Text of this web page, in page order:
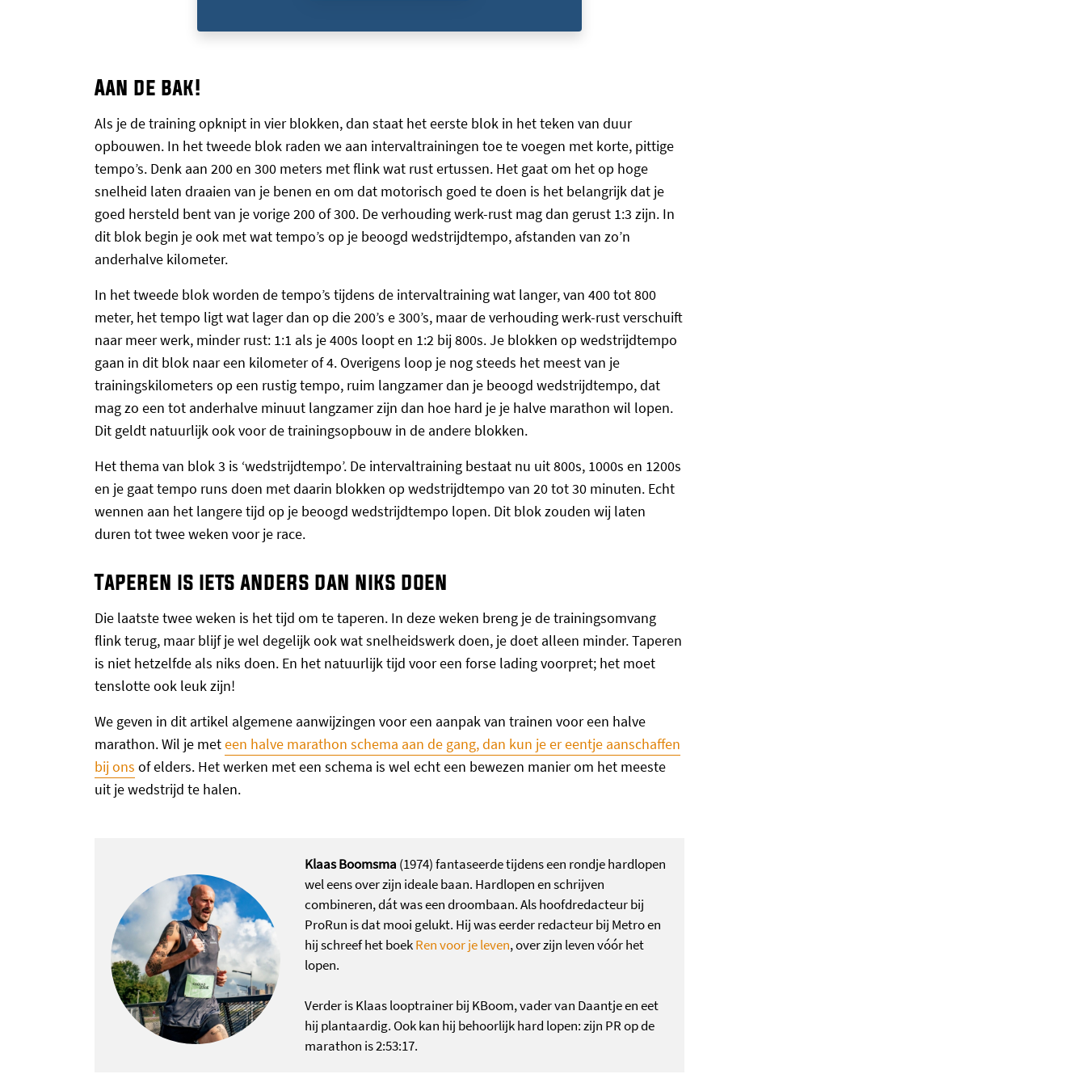
Aan de bak!
Als je de training opknipt in vier blokken, dan staat het eerste blok in het teken van duur
opbouwen. In het tweede blok raden we aan intervaltrainingen toe te voegen met korte, pittige
tempo’s. Denk aan 200 en 300 meters met flink wat rust ertussen. Het gaat om het op hoge
snelheid laten draaien van je benen en om dat motorisch goed te doen is het belangrijk dat je
goed hersteld bent van je vorige 200 of 300. De verhouding werk-rust mag dan gerust 1:3 zijn. In
dit blok begin je ook met wat tempo’s op je beoogd wedstrijdtempo, afstanden van zo’n
anderhalve kilometer.
In het tweede blok worden de tempo’s tijdens de intervaltraining wat langer, van 400 tot 800
meter, het tempo ligt wat lager dan op die 200’s e 300’s, maar de verhouding werk-rust verschuift
naar meer werk, minder rust: 1:1 als je 400s loopt en 1:2 bij 800s. Je blokken op wedstrijdtempo
gaan in dit blok naar een kilometer of 4. Overigens loop je nog steeds het meest van je
trainingskilometers op een rustig tempo, ruim langzamer dan je beoogd wedstrijdtempo, dat
mag zo een tot anderhalve minuut langzamer zijn dan hoe hard je je halve marathon wil lopen.
Dit geldt natuurlijk ook voor de trainingsopbouw in de andere blokken.
Het thema van blok 3 is ‘wedstrijdtempo’. De intervaltraining bestaat nu uit 800s, 1000s en 1200s
en je gaat tempo runs doen met daarin blokken op wedstrijdtempo van 20 tot 30 minuten. Echt
wennen aan het langere tijd op je beoogd wedstrijdtempo lopen. Dit blok zouden wij laten
duren tot twee weken voor je race.
Taperen is iets anders dan niks doen
Die laatste twee weken is het tijd om te taperen. In deze weken breng je de trainingsomvang
flink terug, maar blijf je wel degelijk ook wat snelheidswerk doen, je doet alleen minder. Taperen
is niet hetzelfde als niks doen. En het natuurlijk tijd voor een forse lading voorpret; het moet
tenslotte ook leuk zijn!
We geven in dit artikel algemene aanwijzingen voor een aanpak van trainen voor een halve
marathon. Wil je meteen halve marathon schema aan de gang, dan kun je er eentje aanschaffen
bij ons of elders. Het werken met een schema is wel echt een bewezen manier om het meeste
uit je wedstrijd te halen.
Klaas Boomsma (1974) fantaseerde tijdens een rondje hardlopen
wel eens over zijn ideale baan. Hardlopen en schrijven
combineren, dát was een droombaan. Als hoofdredacteur bij
ProRun is dat mooi gelukt. Hij was eerder redacteur bij Metro en
hij schreef het boekRen voor je leven, over zijn leven vóór het
lopen.
Verder is Klaas looptrainer bij KBoom, vader van Daantje en eet
hij plantaardig. Ook kan hij behoorlijk hard lopen: zijn PR op de
marathon is 2:53:17.